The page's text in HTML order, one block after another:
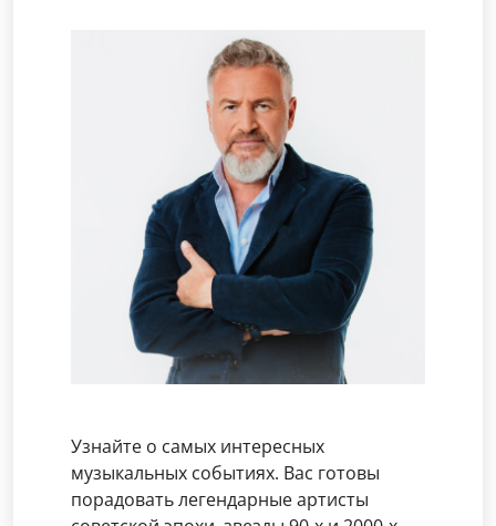
Узнайте о самых интересных
музыкальных событиях. Вас готовы
порадовать легендарные артисты